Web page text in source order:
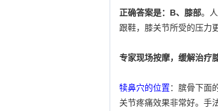
正确答案是：B、膝部。
跟鞋，膝关节所受的压力
专家现场按摩，缓解治疗
犊鼻穴的位置：膑骨下面
关节疼痛效果非常好。手